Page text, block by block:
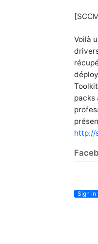
Voilà
packs
http://
Sign in